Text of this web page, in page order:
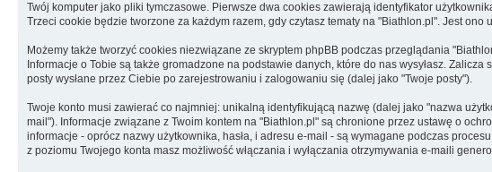
Twój komputer jako pliki tymczasowe. Pierwsze dwa cookies zawierają identyfikator
Trzeci cookie będzie tworzone za każdym razem, gdy czytasz tematy na "Biathlon.pl". Jest
Możemy także tworzyć cookies niezwiązane ze skryptem phpBB podczas przeglądania
Informacje o Tobie są także gromadzone na podstawie danych, które do nas wysyłasz.
posty wysłane przez Ciebie po zarejestrowaniu i zalogowaniu się (dalej jako "Twoje posty").
Twoje konto musi zawierać co najmniej: unikalną identyfikującą nazwę (dalej jako "nazwa
mail"). Informacje związane z Twoim kontem na "Biathlon.pl" są chronione przez ustawę o
informacje - oprócz nazwy użytkownika, hasła, i adresu e-mail - są wymagane podczas
z poziomu Twojego konta masz możliwość włączania i wyłączania otrzymywania e-maili